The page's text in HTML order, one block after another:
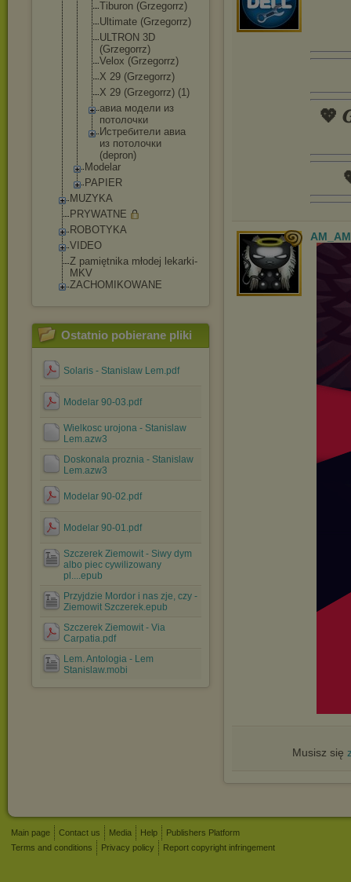
Tiburon (Grzegorrz)
Ultimate (Grzegorrz)
ULTRON 3D
(Grzegorrz)
Velox (Grzegorrz)
X 29 (Grzegorrz)
X 29 (Grzegorrz) (1)
авиа модели из
потолочки
Истребители авиа
из потолочки
(depron)
Modelar
PAPIER
MUZYKA
PRYWATNE
ROBOTYKA
VIDEO
Z pamiętnika młodej lekarki-
MKV
ZACHOMIKOWANE
Ostatnio pobierane pliki
Solaris - Stanislaw Lem.pdf
Modelar 90-03.pdf
Wielkosc urojona - Stanislaw
Lem.azw3
Doskonala proznia - Stanislaw
Lem.azw3
Modelar 90-02.pdf
Modelar 90-01.pdf
Szczerek Ziemowit - Siwy dym
albo piec cywilizowany
pl....epub
Przyjdzie Mordor i nas zje, czy -
Ziemowit Szczerek.epub
Szczerek Ziemowit - Via
Carpatia.pdf
Lem. Antologia - Lem
Stanislaw.mobi
💖
AM_AM
Musisz się
Main page Contact us Media Help
Publishers Platform
Terms and conditions
Privacy policy Report copyright infringement